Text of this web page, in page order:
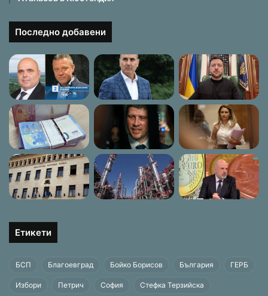
Последно добавени
Етикети
БСП Благоевград Бойко Борисов България ГЕРБ
Избори Петрич София Стефка Терзийска